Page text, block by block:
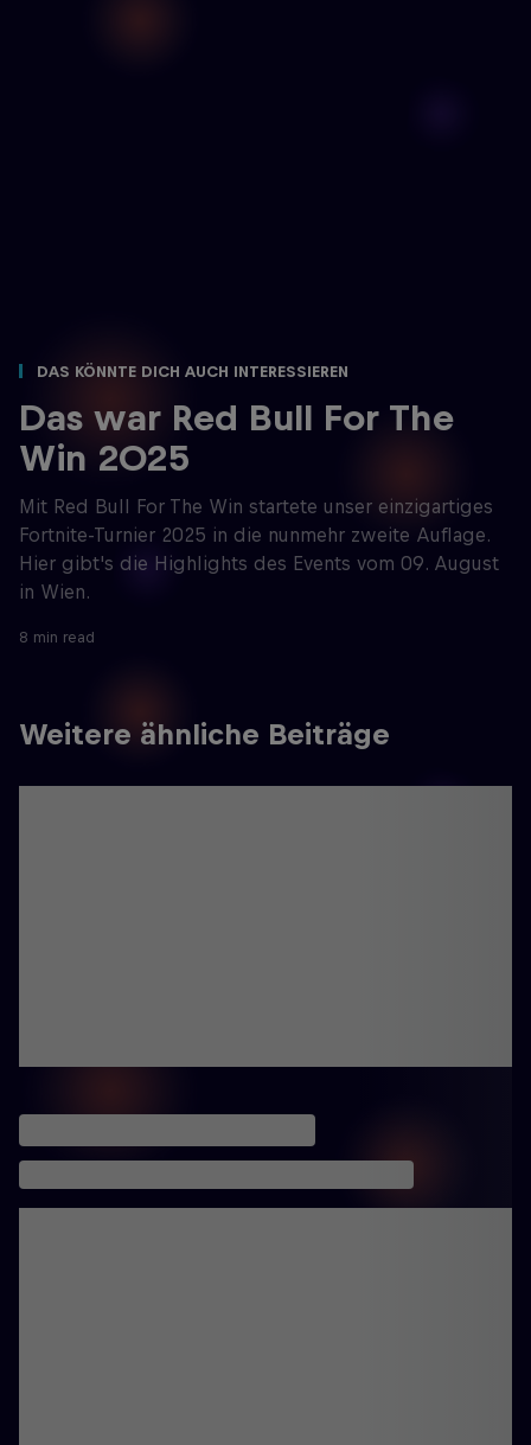
Das könnte dich auch interessieren
Das war Red Bull For The
Win 2025
Mit Red Bull For The Win startete unser einzigartiges
Fortnite-Turnier 2025 in die nunmehr zweite Auflage.
Hier gibt's die Highlights des Events vom 09. August
in Wien.
8 min read
Weitere ähnliche Beiträge